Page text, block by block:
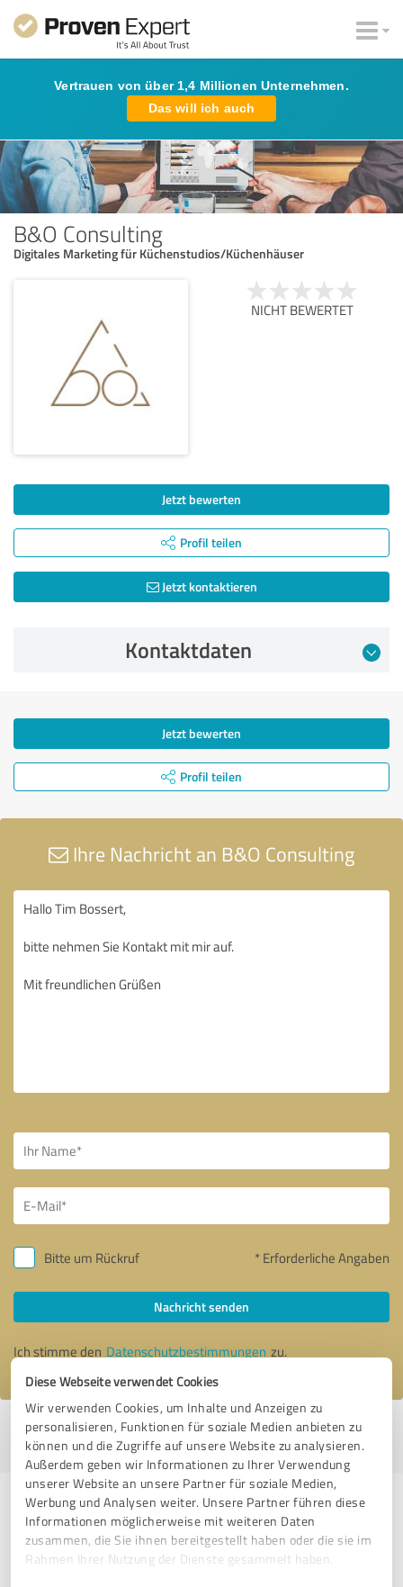
Diese Webseite verwendet Cookies
Wir verwenden Cookies, um Inhalte und Anzeigen zu
personalisieren, Funktionen für soziale Medien anbieten zu
können und die Zugriffe auf unsere Website zu analysieren.
Außerdem geben wir Informationen zu Ihrer Verwendung
unserer Website an unsere Partner für soziale Medien,
Werbung und Analysen weiter. Unsere Partner führen diese
Informationen möglicherweise mit weiteren Daten
zusammen, die Sie ihnen bereitgestellt haben oder die sie im
Rahmen Ihrer Nutzung der Dienste gesammelt haben.
Vertrauen von über 1,4 Millionen Unternehmen.
Das will ich auch
B&O Consulting
Digitales Marketing für Küchenstudios/Küchenhäuser
NICHT BEWERTET
Jetzt bewerten
Profil teilen
Jetzt kontaktieren
Kontaktdaten
Jetzt bewerten
Profil teilen
Ihre Nachricht an B&O Consulting
Bitte um Rückruf * Erforderliche Angaben
Nachricht senden
Ich stimme den Datenschutzbestimmungen zu.
Profil aktiv seit 01.06.2021 |Letzte Aktualisierung: 26.08.2022|Profil
melden
Erfahrungen zu weiteren
Anbietern aus dem Bereich
Marketing